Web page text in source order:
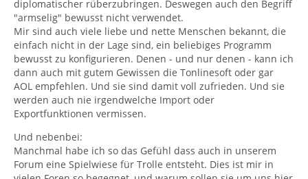
diplomatischer rüberzubringen. Deswegen auch den Begriff
"armselig" bewusst nicht verwendet.
Mir sind auch viele liebe und nette Menschen bekannt, die
einfach nicht in der Lage sind, ein beliebiges Programm
bewusst zu konfigurieren. Denen - und nur denen - kann ich
dann auch mit gutem Gewissen die Tonlinesoft oder gar
AOL empfehlen. Und sie sind damit voll zufrieden. Und sie
werden auch nie irgendwelche Import oder
Exportfunktionen vermissen.
Und nebenbei:
Manchmal habe ich so das Gefühl dass auch in unserem
Forum eine Spielwiese für Trolle entsteht. Dies ist mir in